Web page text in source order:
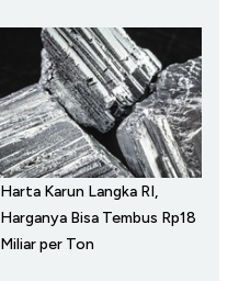
Harta Karun Langka RI,
Harganya Bisa Tembus Rp18
Miliar per Ton